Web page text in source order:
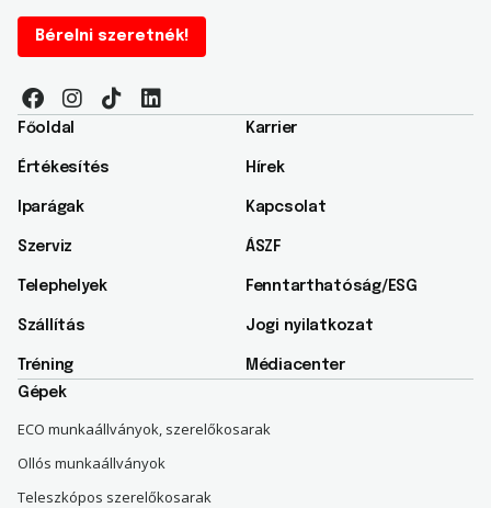
Bérelni szeretnék!
Főoldal
Értékesítés
Iparágak
Szerviz
Telephelyek
Szállítás
Tréning
Karrier
Hírek
Kapcsolat
ÁSZF
Fenntarthatóság/ESG​
Jogi nyilatkozat
Médiacenter
Gépek
ECO munkaállványok, szerelőkosarak
Ollós munkaállványok
Teleszkópos szerelőkosarak